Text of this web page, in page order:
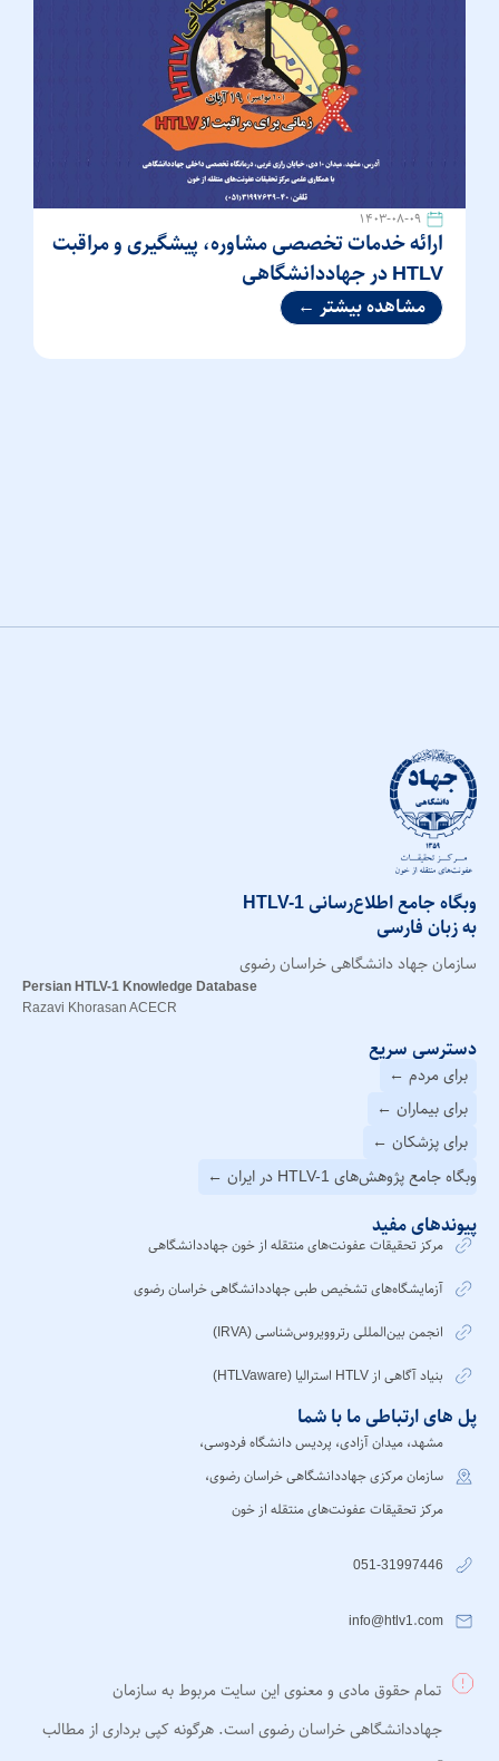
۱۴۰۳-۰۸-۰۹
ارائه خدمات تخصصی مشاوره، پیشگیری و مراقبت
HTLV در جهاددانشگاهی
مشاهده بیشتر ←
وبگاه جامع اطلاع‌رسانی HTLV-1
به زبان فارسی
سازمان جهاد دانشگاهی خراسان رضوی
Persian HTLV-1 Knowledge Database
Razavi Khorasan ACECR
دسترسی سریع
برای مردم ←
برای بیماران ←
برای پزشکان ←
وبگاه جامع پژوهش‌های HTLV-1 در ایران ←
پیوندهای مفید
مرکز تحقیقات عفونت‌های منتقله از خون جهاددانشگاهی
آزمایشگاه‌های تشخیص طبی جهاددانشگاهی خراسان رضوی
انجمن بین‌المللی رتروویروس‌شناسی (IRVA)
بنیاد آگاهی از HTLV استرالیا (HTLVaware)
پل های ارتباطی ما با شما
مشهد، میدان آزادی، پردیس دانشگاه فردوسی،
سازمان مرکزی جهاددانشگاهی خراسان رضوی،
مرکز تحقیقات عفونت‌های منتقله از خون
051-31997446
info@htlv1.com
تمام حقوق مادی و معنوی این سایت مربوط به سازمان
جهاددانشگاهی خراسان رضوی است. هرگونه کپی برداری از مطالب